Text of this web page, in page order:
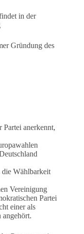
in der
Gründung des
Partei anerkennt,
die Wählbarkeit
Vereinigung
Partei
einer als
angehört.